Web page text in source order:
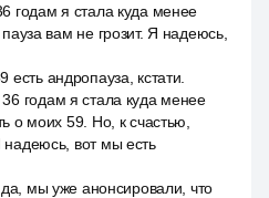
годам я стала куда менее
вам не грозит. Я надеюсь,
есть андропауза, кстати.
годам я стала куда менее
о моих 59. Но, к счастью,
надеюсь, вот мы есть
да, мы уже анонсировали, что